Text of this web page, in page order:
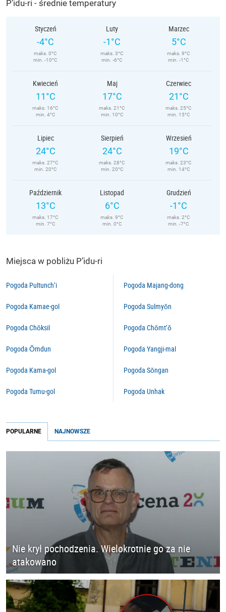
P’idu-ri - średnie temperatury
Styczeń
-4°C
maks. 0°C
min. -10°C
Luty
-1°C
maks. 3°C
min. -6°C
Marzec
5°C
maks. 9°C
min. -1°C
Kwiecień
11°C
maks. 16°C
min. 4°C
Maj
17°C
maks. 21°C
min. 10°C
Czerwiec
21°C
maks. 25°C
min. 15°C
Lipiec
24°C
maks. 27°C
min. 20°C
Sierpień
24°C
maks. 28°C
min. 20°C
Wrzesień
19°C
maks. 23°C
min. 14°C
Październik
13°C
maks. 17°C
min. 7°C
Listopad
6°C
maks. 9°C
min. 0°C
Grudzień
-1°C
maks. 2°C
min. -7°C
Miejsca w pobliżu P’idu-ri
Pogoda Pultunch’i
Pogoda Kamae-gol
Pogoda Chŏksil
Pogoda Ŏmdun
Pogoda Kama-gol
Pogoda Tumu-gol
Pogoda Majang-dong
Pogoda Sulmyŏn
Pogoda Chŏmt’ŏ
Pogoda Yangji-mal
Pogoda Sŏngan
Pogoda Unhak
POPULARNE NAJNOWSZE
Nie krył pochodzenia. Wielokrotnie go za nie
atakowano